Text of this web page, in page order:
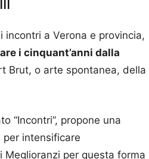
a Verona e provincia,
i cinquant’anni dalla
Brut, o arte spontanea, della
“Incontri”, propone una
intensificare
Meglioranzi per questa forma